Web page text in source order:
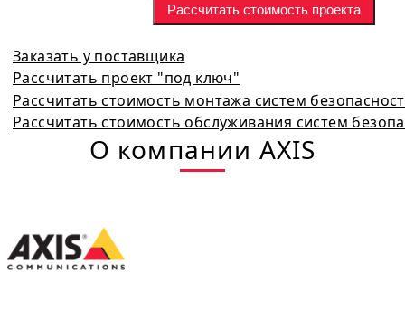
Рассчитать стоимость проекта
Заказать у поставщика
Рассчитать проект "под ключ"
Рассчитать стоимость монтажа систем
Рассчитать стоимость обслуживания систем
О компании AXIS